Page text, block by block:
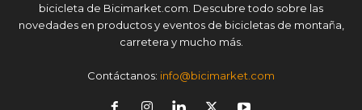
bicicleta de Bicimarket.com. Descubre todo sobre las
novedades en productos y eventos de bicicletas de montaña,
carretera y mucho más.
Contáctanos: info@bicimarket.com